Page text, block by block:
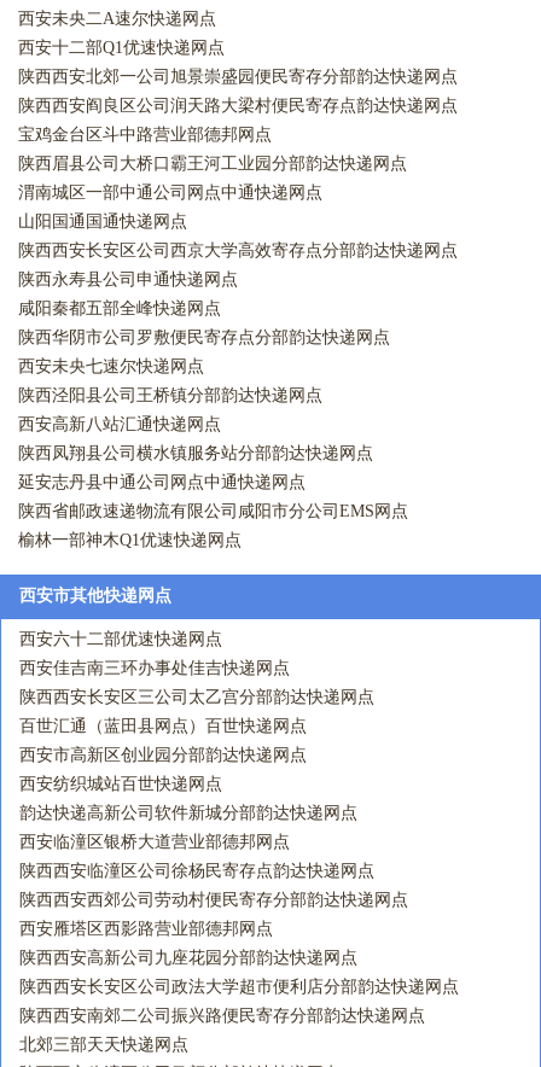
西安未央二A速尔快递网点
西安十二部Q1优速快递网点
陕西西安北郊一公司旭景崇盛园便民寄存分部韵达快递网点
陕西西安阎良区公司润天路大梁村便民寄存点韵达快递网点
宝鸡金台区斗中路营业部德邦网点
陕西眉县公司大桥口霸王河工业园分部韵达快递网点
渭南城区一部中通公司网点中通快递网点
山阳国通国通快递网点
陕西西安长安区公司西京大学高效寄存点分部韵达快递网点
陕西永寿县公司申通快递网点
咸阳秦都五部全峰快递网点
陕西华阴市公司罗敷便民寄存点分部韵达快递网点
西安未央七速尔快递网点
陕西泾阳县公司王桥镇分部韵达快递网点
西安高新八站汇通快递网点
陕西凤翔县公司横水镇服务站分部韵达快递网点
延安志丹县中通公司网点中通快递网点
陕西省邮政速递物流有限公司咸阳市分公司EMS网点
榆林一部神木Q1优速快递网点
西安市其他快递网点
西安六十二部优速快递网点
西安佳吉南三环办事处佳吉快递网点
陕西西安长安区三公司太乙宫分部韵达快递网点
百世汇通（蓝田县网点）百世快递网点
西安市高新区创业园分部韵达快递网点
西安纺织城站百世快递网点
韵达快递高新公司软件新城分部韵达快递网点
西安临潼区银桥大道营业部德邦网点
陕西西安临潼区公司徐杨民寄存点韵达快递网点
陕西西安西郊公司劳动村便民寄存分部韵达快递网点
西安雁塔区西影路营业部德邦网点
陕西西安高新公司九座花园分部韵达快递网点
陕西西安长安区公司政法大学超市便利店分部韵达快递网点
陕西西安南郊二公司振兴路便民寄存分部韵达快递网点
北郊三部天天快递网点